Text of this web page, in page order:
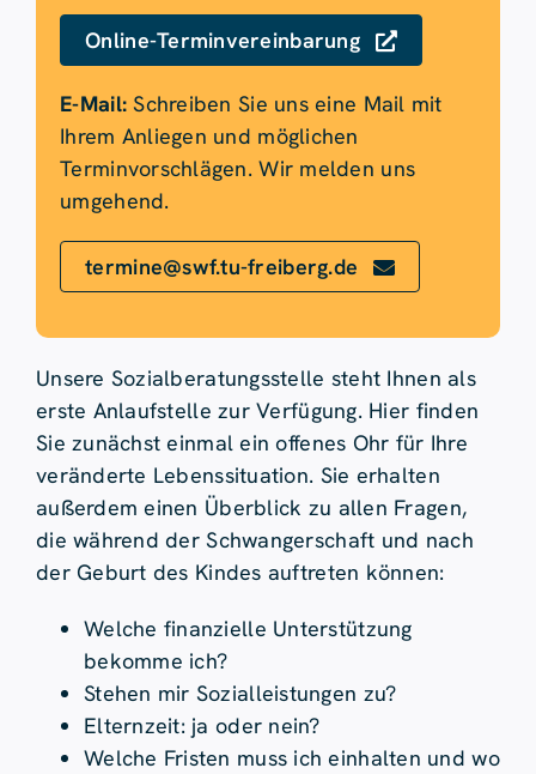
Unsere Sozialberatungsstelle steht Ihnen als
erste Anlaufstelle zur Verfügung. Hier finden
Sie zunächst einmal ein offenes Ohr für Ihre
veränderte Lebenssituation. Sie erhalten
außerdem einen Überblick zu allen Fragen,
die während der Schwangerschaft und nach
der Geburt des Kindes auftreten können:
Welche finanzielle Unterstützung
bekomme ich?
Stehen mir Sozialleistungen zu?
Elternzeit: ja oder nein?
Welche Fristen muss ich einhalten und wo
Online-Terminvereinbarung
E-Mail: Schreiben Sie uns eine Mail mit
Ihrem Anliegen und möglichen
Terminvorschlägen. Wir melden uns
umgehend.
termine@swf.tu-freiberg.de